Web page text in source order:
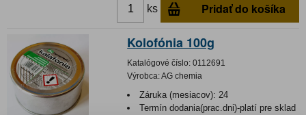
ks Pridať do košíka
Kolofónia 100g
Katalógové číslo: 0112691
Výrobca:AG chemia
Záruka (mesiacov): 24
Termín dodania(prac.dni)-platí pre sklad